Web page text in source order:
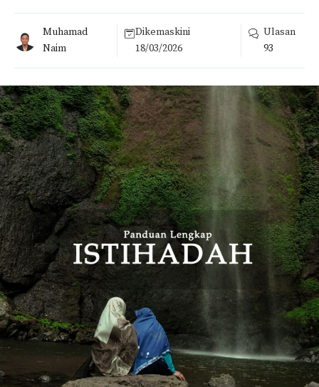
Muhamad
Naim
Dikemaskini
18/03/2026
Ulasan
93